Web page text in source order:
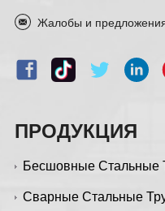
Жалобы и
ПРОДУКЦИЯ
Бесшовные Стальные
Сварные Стальные